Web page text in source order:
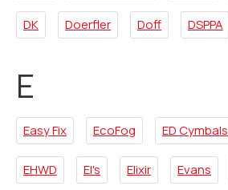
DK Doerfler Doff DSPPA
E
Easy Fix EcoFog ED Cymbals
EHWD El's Elixir Evans